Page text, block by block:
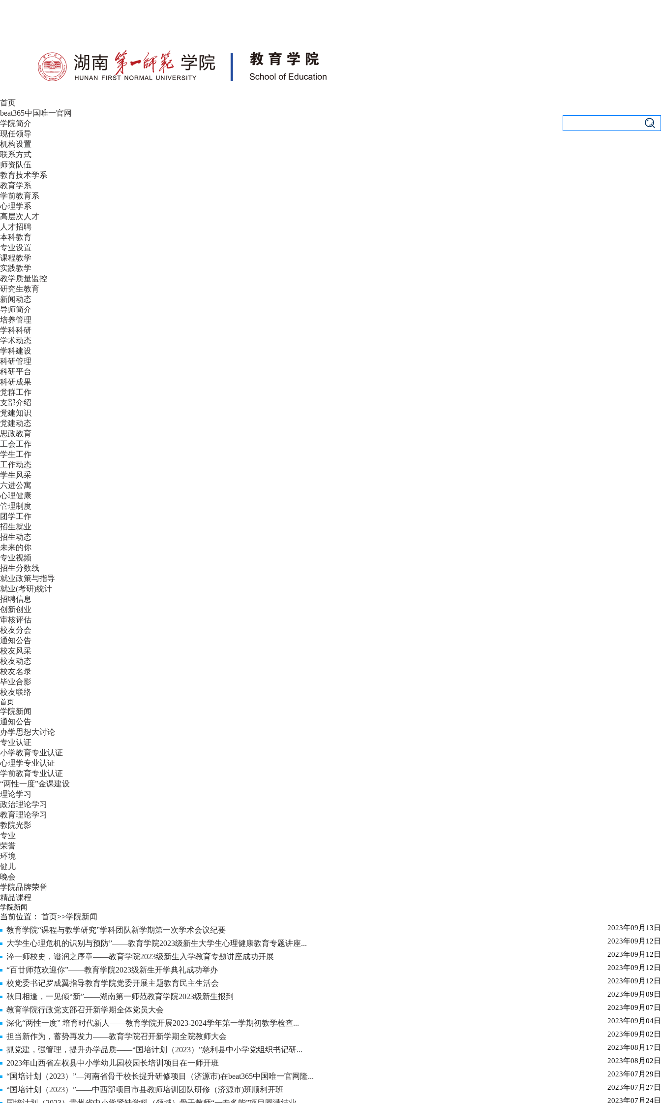
首页
beat365中国唯一官网
学院简介
现任领导
机构设置
联系方式
师资队伍
教育技术学系
教育学系
学前教育系
心理学系
高层次人才
人才招聘
本科教育
专业设置
课程教学
实践教学
教学质量监控
研究生教育
新闻动态
导师简介
培养管理
学科科研
学术动态
学科建设
科研管理
科研平台
科研成果
党群工作
支部介绍
党建知识
党建动态
思政教育
工会工作
学生工作
工作动态
学生风采
六进公寓
心理健康
管理制度
团学工作
招生就业
招生动态
未来的你
专业视频
招生分数线
就业政策与指导
就业(考研)统计
招聘信息
创新创业
审核评估
校友分会
通知公告
校友风采
校友动态
校友名录
毕业合影
校友联络
首页
学院新闻
通知公告
办学思想大讨论
专业认证
小学教育专业认证
心理学专业认证
学前教育专业认证
“两性一度”金课建设
理论学习
政治理论学习
教育理论学习
教院光影
专业
荣誉
环境
健儿
晚会
学院品牌荣誉
精品课程
学院新闻
当前位置： 首页>>学院新闻
教育学院“课程与教学研究”学科团队新学期第一次学术会议纪要
2023年09月13日
大学生心理危机的识别与预防”——教育学院2023级新生大学生心理健康教育专题讲座... 2023年09月12日
淬一师校史，谱润之序章——教育学院2023级新生入学教育专题讲座成功开展 2023年09月12日
“百廿师范欢迎你”——教育学院2023级新生开学典礼成功举办 2023年09月12日
校党委书记罗成翼指导教育学院党委开展主题教育民主生活会 2023年09月12日
秋日相逢，一见倾“新”——湖南第一师范教育学院2023级新生报到 2023年09月09日
教育学院行政党支部召开新学期全体党员大会 2023年09月07日
深化“两性一度” 培育时代新人——教育学院开展2023-2024学年第一学期初教学检查... 2023年09月04日
担当新作为，蓄势再发力——教育学院召开新学期全院教师大会 2023年09月02日
抓党建，强管理，提升办学品质——“国培计划（2023）”慈利县中小学党组织书记研... 2023年08月17日
2023年山西省左权县中小学幼儿园校园长培训项目在一师开班 2023年08月02日
“国培计划（2023）”—河南省骨干校长提升研修项目（济源市)在beat365中国唯一官网隆... 2023年07月29日
“国培计划（2023）”——中西部项目市县教师培训团队研修（济源市)班顺利开班 2023年07月27日
2023年07月24日